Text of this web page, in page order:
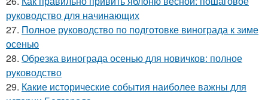
руководство для начинающих
27. Полное руководство по подготовке винограда к зиме
осенью
28. Обрезка винограда осенью для новичков: полное
руководство
29. Какие исторические события наиболее важны для